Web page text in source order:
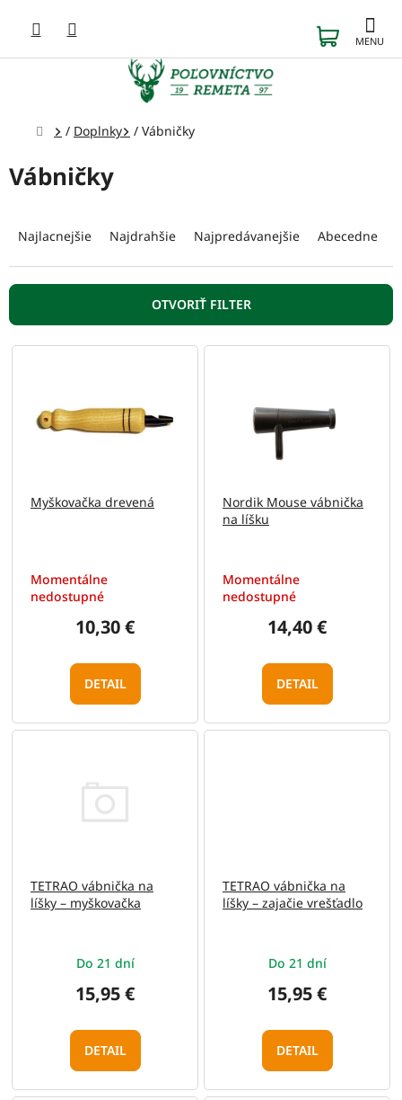
obsah
KOŠÍK
Domov
/ Doplnky / Vábničky
Vábničky
e
n
e
p
Najlacnejšie Najdrahšie Najpredávanejšie Abecedne
OTVORIŤ FILTER
V
Myškovačka drevená
Momentálne
nedostupné
10,30 €
DETAIL
Nordik Mouse vábnička
na líšku
Momentálne
nedostupné
14,40 €
DETAIL
TETRAO vábnička na
líšky – myškovačka
Do 21 dní
15,95 €
DETAIL
TETRAO vábnička na
líšky – zajačie vrešťadlo
Do 21 dní
15,95 €
DETAIL